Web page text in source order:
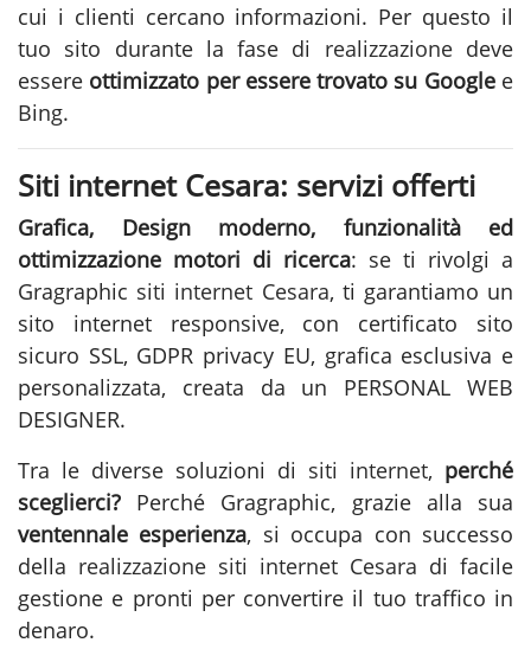
cui i clienti cercano informazioni. Per questo il
tuo sito durante la fase di realizzazionedeve
essere ottimizzato per essere trovato su Googlee
Bing.
Siti internet Cesara: servizi offerti
Grafica, Design moderno, funzionalità ed
ottimizzazione motori di ricerca: se ti rivolgi a
Gragraphic siti internet Cesara, ti garantiamo un
sito internet responsive, con certificato sito
sicuro SSL, GDPR privacy EU, grafica esclusiva e
personalizzata, creata da un PERSONAL WEB
DESIGNER.
Tra le diverse soluzioni di siti internet, perché
sceglierci? Perché Gragraphic, grazie alla sua
ventennale esperienza, si occupa con successo
della realizzazione siti internet Cesara di facile
gestione e pronti per convertire il tuo traffico in
denaro.